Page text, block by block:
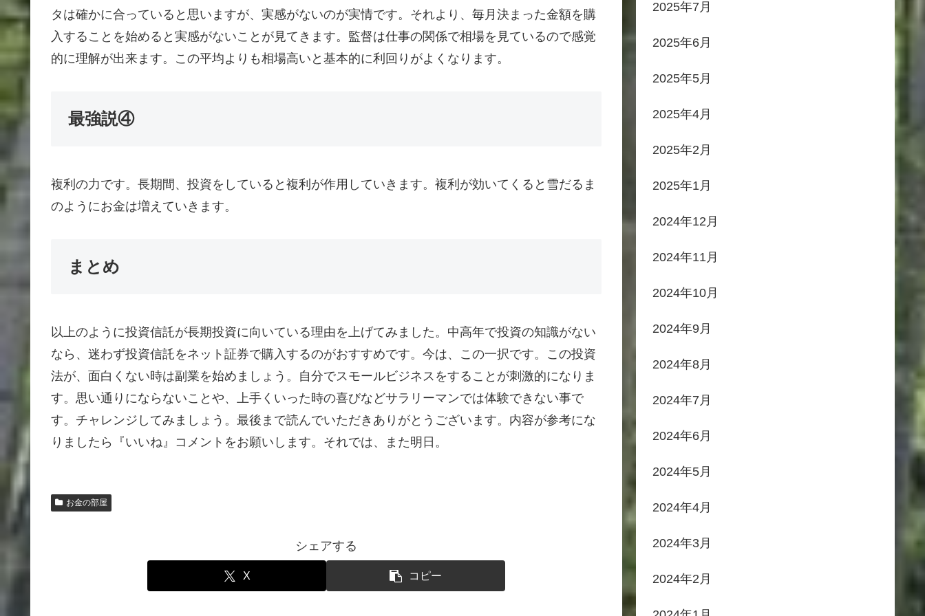
タは確かに合っていると思いますが、実感がないのが実情です。それより、毎月決まった金額を購
入することを始めると実感がないことが見てきます。監督は仕事の関係で相場を見ているので感覚
的に理解が出来ます。この平均よりも相場高いと基本的に利回りがよくなります。
最強説④
複利の力です。長期間、投資をしていると複利が作用していきます。複利が効いてくると雪だるま
のようにお金は増えていきます。
まとめ
以上のように投資信託が長期投資に向いている理由を上げてみました。中高年で投資の知識がない
なら、迷わず投資信託をネット証券で購入するのがおすすめです。今は、この一択です。この投資
法が、面白くない時は副業を始めましょう。自分でスモールビジネスをすることが刺激的になりま
す。思い通りにならないことや、上手くいった時の喜びなどサラリーマンでは体験できない事で
す。チャレンジしてみましょう。最後まで読んでいただきありがとうございます。内容が参考にな
りましたら『いいね』コメントをお願いします。それでは、また明日。
お金の部屋
シェアする
X コピー
2025年7月
2025年6月
2025年5月
2025年4月
2025年2月
2025年1月
2024年12月
2024年11月
2024年10月
2024年9月
2024年8月
2024年7月
2024年6月
2024年5月
2024年4月
2024年3月
2024年2月